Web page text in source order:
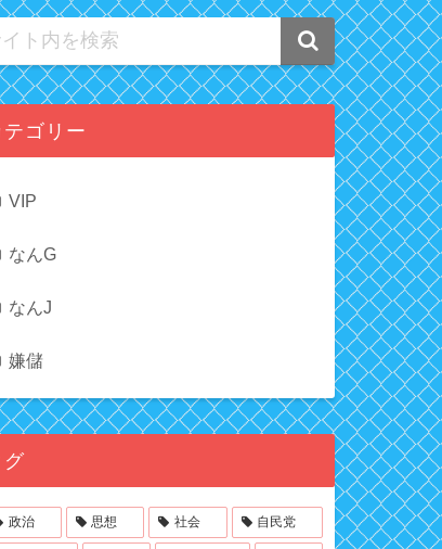
テゴリー
VIP
なんG
なんJ
嫌儲
グ
政治 思想 社会 自民党